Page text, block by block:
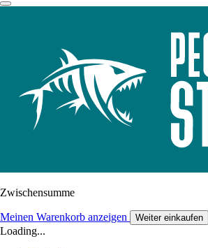
Zwischensumme
Meinen Warenkorb anzeigen Weiter einkaufen
Loading...